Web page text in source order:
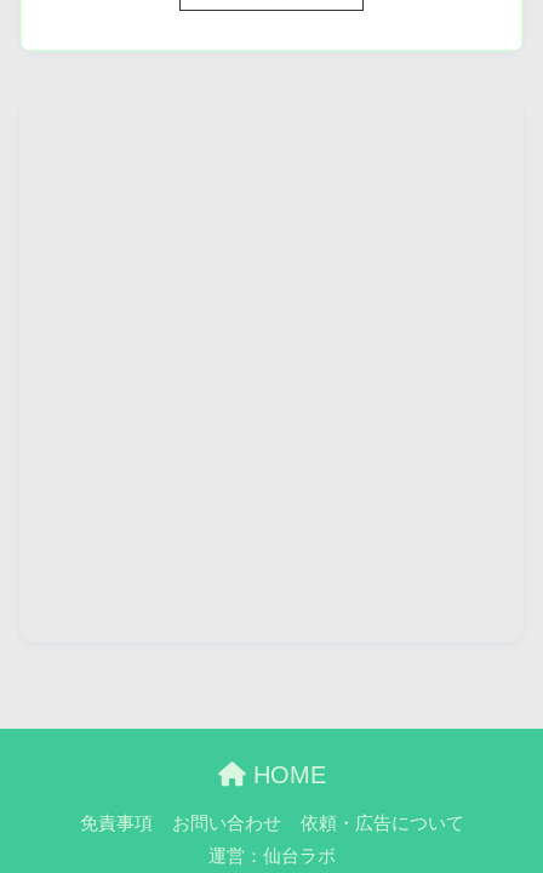
HOME
免責事項 お問い合わせ
依頼・広告について
運営：仙台ラボ